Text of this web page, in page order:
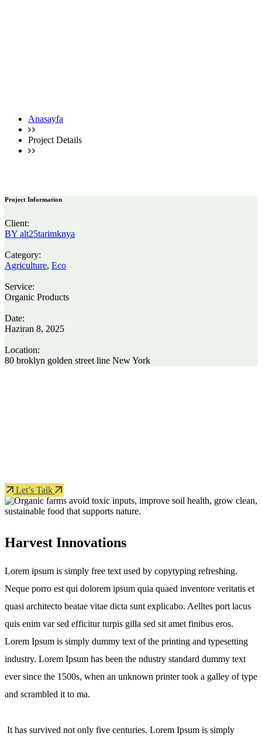
Anasayfa
Project Details
Project Information
Client:
BY alt25tarimknya
Category:
Agriculture, Eco
Service:
Organic Products
Date:
Haziran 8, 2025
Location:
80 broklyn golden street line New York
Let’s Talk
Harvest Innovations
Lorem ipsum is simply free text used by copytyping refreshing.
Neque porro est qui dolorem ipsum quia quaed inventore veritatis et
quasi architecto beatae vitae dicta sunt explicabo. Aelltes port lacus
quis enim var sed efficitur turpis gilla sed sit amet finibus eros.
Lorem Ipsum is simply dummy text of the printing and typesetting
industry. Lorem Ipsum has been the ndustry standard dummy text
ever since the 1500s, when an unknown printer took a galley of type
and scrambled it to ma.
It has survived not only five centuries. Lorem Ipsum is simply